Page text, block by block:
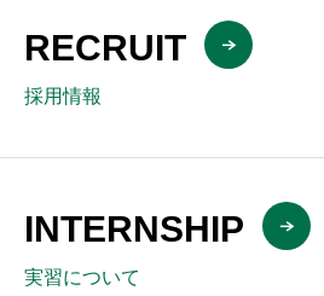
RECRUIT
採用情報
INTERNSHIP
実習について